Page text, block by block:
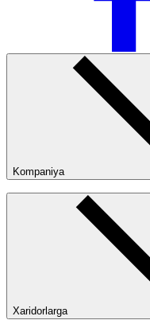
Kompaniya
Kompaniya haqida
Bizning do‘konlarimiz
Ommaviy oferta
Xaridorlarga